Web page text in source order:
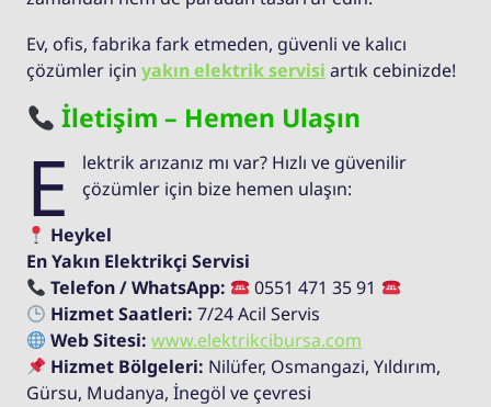
Ev, ofis, fabrika fark etmeden, güvenli ve kalıcı
çözümler için yakın elektrik servisi artık cebinizde!
İletişim – Hemen Ulaşın
E
lektrik arızanız mı var? Hızlı ve güvenilir
çözümler için bize hemen ulaşın:
Heykel
En Yakın Elektrikçi Servisi
Telefon / WhatsApp:
0551 471 35 91
Hizmet Saatleri: 7/24 Acil Servis
Web Sitesi: www.elektrikcibursa.com
Hizmet Bölgeleri: Nilüfer, Osmangazi, Yıldırım,
Gürsu, Mudanya, İnegöl ve çevresi